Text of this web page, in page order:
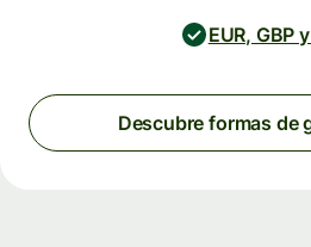
EUR, GBP
Descubre formas de